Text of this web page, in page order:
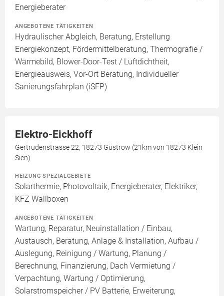
Energieberater
ANGEBOTENE TÄTIGKEITEN
Hydraulischer Abgleich, Beratung, Erstellung
Energiekonzept, Fördermittelberatung, Thermografie /
Wärmebild, Blower-Door-Test / Luftdichtheit,
Energieausweis, Vor-Ort Beratung, Individueller
Sanierungsfahrplan (iSFP)
Elektro-Eickhoff
Gertrudenstrasse 22, 18273 Güstrow (21km von 18273 Klein
Sien)
HEIZUNG SPEZIALGEBIETE
Solarthermie, Photovoltaik, Energieberater, Elektriker,
KFZ Wallboxen
ANGEBOTENE TÄTIGKEITEN
Wartung, Reparatur, Neuinstallation / Einbau,
Austausch, Beratung, Anlage & Installation, Aufbau /
Auslegung, Reinigung / Wartung, Planung /
Berechnung, Finanzierung, Dach Vermietung /
Verpachtung, Wartung / Optimierung,
Solarstromspeicher / PV Batterie, Erweiterung,